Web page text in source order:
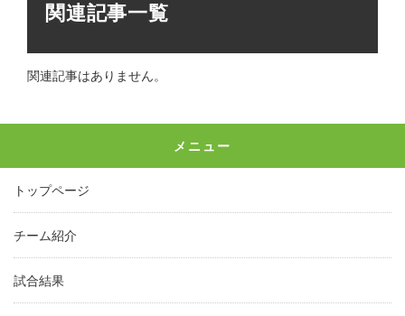
関連記事一覧
関連記事はありません。
メニュー
トップページ
チーム紹介
試合結果